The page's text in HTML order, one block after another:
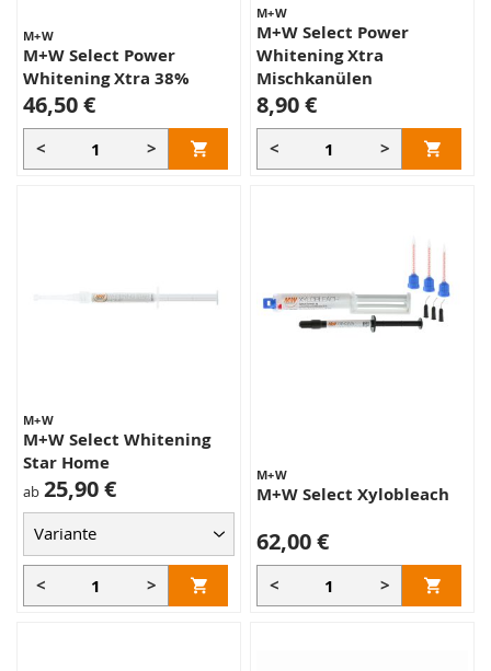
M+W
M+W Select Power
Whitening Xtra 38%
46,50 €
< >
M+W
M+W Select Power
Whitening Xtra
Mischkanülen
8,90 €
< >
M+W
M+W Select Whitening
Star Home
ab 25,90 €
< >
M+W
M+W Select Xylobleach
62,00 €
< >